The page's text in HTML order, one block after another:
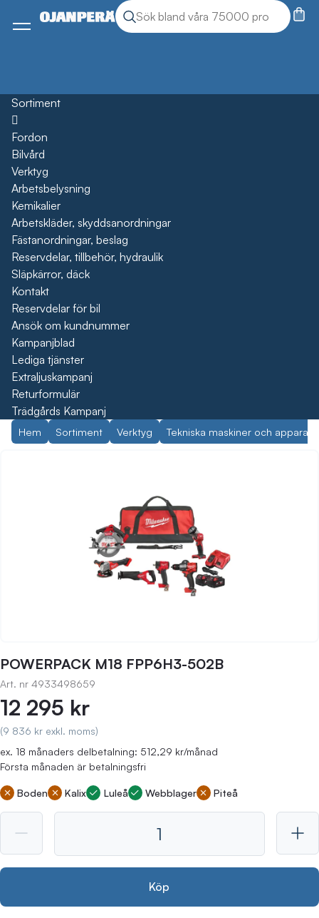
Sök produkter
Sök
Meny
Sortiment
Öppna
Fordon
Bilvård
Verktyg
Arbetsbelysning
Kemikalier
Arbetskläder, skyddsanordningar
Fästanordningar, beslag
Reservdelar, tillbehör, hydraulik
Släpkärror, däck
Kontakt
Reservdelar för bil
Ansök om kundnummer
Kampanjblad
Lediga tjänster
Extraljuskampanj
Returformulär
Trädgårds Kampanj
Hem Sortiment Verktyg Tekniska maskiner och
POWERPACK M18 FPP6H3-502B
Art. nr 4933498659
12 295 kr
(9 836 kr exkl. moms)
ex. 18 månaders delbetalning: 512,29 kr/månad
Första månaden är betalningsfri
Boden Kalix Luleå Webblager Piteå
Köp